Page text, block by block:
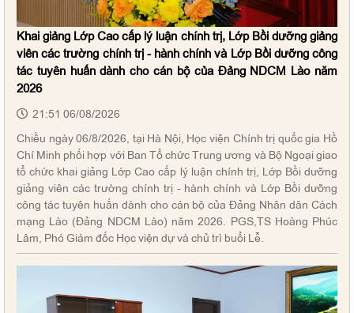
Khai giảng Lớp Cao cấp lý luận chính trị, Lớp Bồi dưỡng giảng
viên các trường chính trị - hành chính và Lớp Bồi dưỡng công
tác tuyên huấn dành cho cán bộ của Đảng NDCM Lào năm
2026
21:51 06/08/2026
Chiều ngày 06/8/2026, tại Hà Nội, Học viện Chính trị quốc gia Hồ
Chí Minh phối hợp với Ban Tổ chức Trung ương và Bộ Ngoại giao
tổ chức khai giảng Lớp Cao cấp lý luận chính trị, Lớp Bồi dưỡng
giảng viên các trường chính trị - hành chính và Lớp Bồi dưỡng
công tác tuyên huấn dành cho cán bộ của Đảng Nhân dân Cách
mạng Lào (Đảng NDCM Lào) năm 2026. PGS,TS Hoàng Phúc
Lâm, Phó Giám đốc Học viện dự và chủ trì buổi Lễ.